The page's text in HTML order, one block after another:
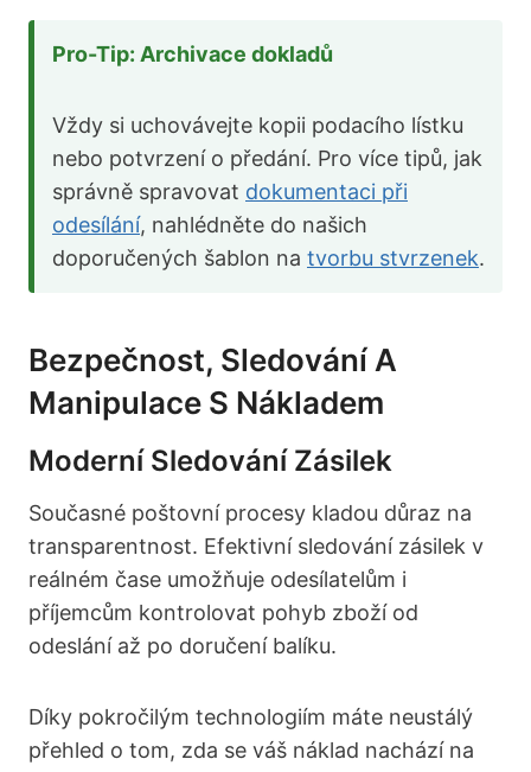
Pro-Tip: Archivace dokladů
Vždy si uchovávejte kopii podacího lístku
nebo potvrzení o předání. Pro více tipů, jak
správně spravovat dokumentaci při
odesílání, nahlédněte do našich
doporučených šablon na tvorbu stvrzenek.
Bezpečnost, Sledování A
Manipulace S Nákladem
Moderní Sledování Zásilek
Současné poštovní procesy kladou důraz na
transparentnost. Efektivní sledování zásilek v
reálném čase umožňuje odesílatelům i
příjemcům kontrolovat pohyb zboží od
odeslání až po doručení balíku.
Díky pokročilým technologiím máte neustálý
přehled o tom, zda se váš náklad nachází na